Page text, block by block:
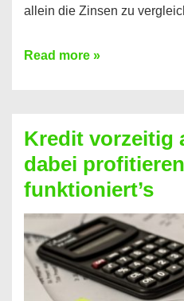
allein die Zinsen zu
Ganz
Kredit
berechnen
–
Mit
diesen
Regeln!
Read more »
Kredit vorzeitig
dabei
funktioniert’s